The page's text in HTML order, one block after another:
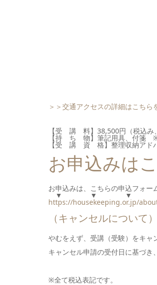
＞＞交通アクセスの詳細はこちら
【受 講 料】38,500円（税込み
【持 ち 物】筆記用具、付箋 ※
【受 講 資 格】整理収納アド
お申込みは
お申込みは、こちらの申込フォー
▼ ▼ ▼
https://housekeeping.or.jp/
（キャンセルについて）
やむをえず、受講（受験）をキャ
キャンセル申請の受付日に基づき
※全て税込表記です。